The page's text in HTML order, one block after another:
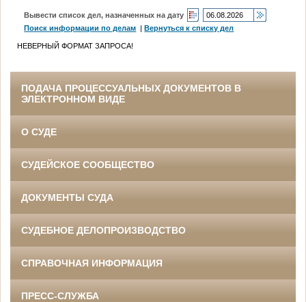
Вывести список дел, назначенных на дату
Поиск информации по делам |Вернуться к списку дел
НЕВЕРНЫЙ ФОРМАТ ЗАПРОСА!
ПОДАЧА ПРОЦЕССУАЛЬНЫХ ДОКУМЕНТОВ В
ЭЛЕКТРОННОМ ВИДЕ
О СУДЕ
СУДЕЙСКОЕ СООБЩЕСТВО
ДОКУМЕНТЫ СУДА
СУДЕБНОЕ ДЕЛОПРОИЗВОДСТВО
СПРАВОЧНАЯ ИНФОРМАЦИЯ
ПРЕСС-СЛУЖБА